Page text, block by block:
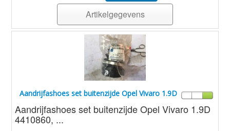
Artikelgegevens
Aandrijfashoes set buitenzijde Opel Vivaro 1.9D
Aandrijfashoes set buitenzijde Opel Vivaro 1.9D
4410860, ...